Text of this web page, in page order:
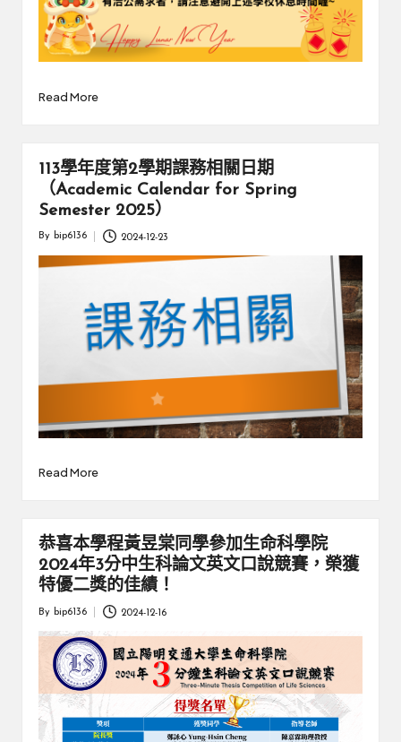
Read More
113學年度第2學期課務相關日期
（Academic Calendar for Spring
Semester 2025）
Posted
By bip6136 2024-12-23
Read More
恭喜本學程黃昱棠同學參加生命科學院
2024年3分中生科論文英文口說競賽，榮獲
特優二獎的佳績！
Posted
By bip6136 2024-12-16